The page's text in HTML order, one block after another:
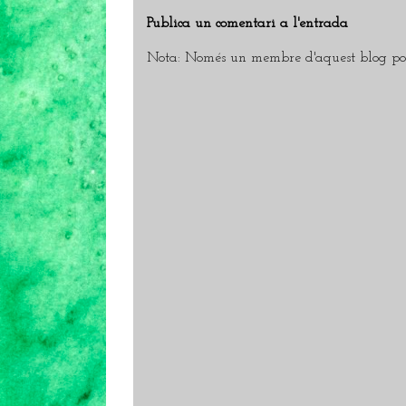
Publica un comentari a l'entrada
Nota: Només un membre d'aquest blog